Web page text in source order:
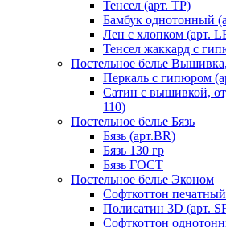
Тенсел (арт. ТР)
Бамбук однотонный
Лен с хлопком (арт.
Тенсел жаккард с
Постельное белье
Перкаль с гипюром
Сатин с вышивкой,
110)
Постельное белье Бязь
Бязь (арт.BR)
Бязь 130 гр
Бязь ГОСТ
Постельное белье Эконом
Софткоттон
Полисатин 3D (арт.
Софткоттон